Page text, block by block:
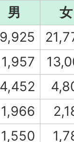
男 女
4,452
1,966
1,550